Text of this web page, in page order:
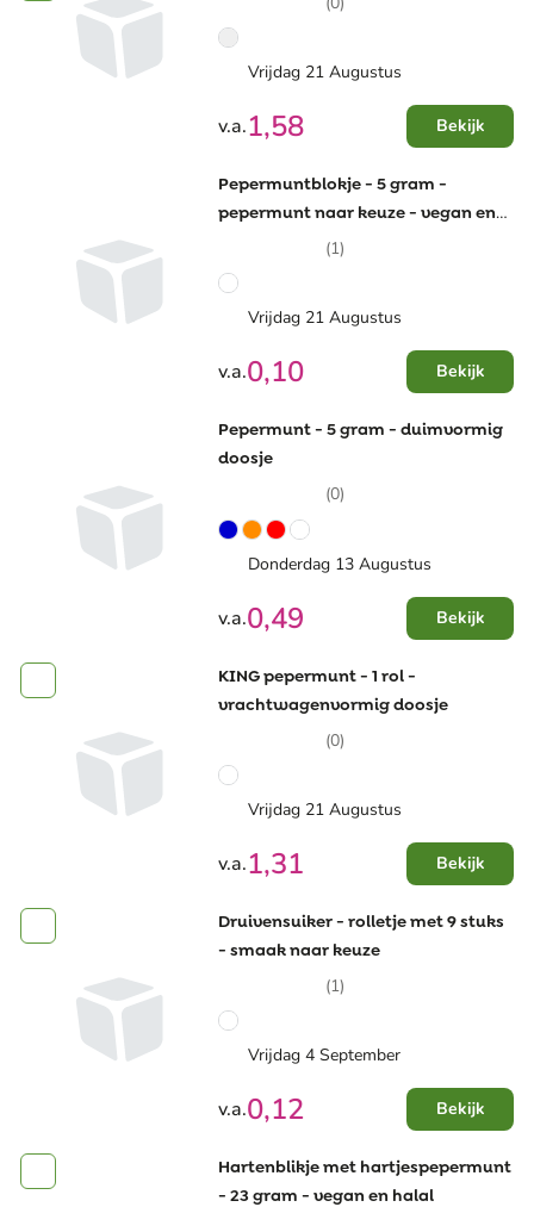
Vrijdag 21 Augustus
v.a.1,58 Bekijk
Pepermuntblokje - 5 gram -
pepermunt naar keuze - vegan en
(1)
Vrijdag 21 Augustus
v.a.0,10 Bekijk
Pepermunt - 5 gram - duimvormig
doosje
(0)
Donderdag 13 Augustus
v.a.0,49 Bekijk
KING pepermunt - 1 rol -
vrachtwagenvormig doosje
(0)
Vrijdag 21 Augustus
v.a.1,31 Bekijk
Druivensuiker - rolletje met 9 stuks
- smaak naar keuze
(1)
Vrijdag 4 September
v.a.0,12 Bekijk
Hartenblikje met hartjespepermunt
- 23 gram - vegan en halal